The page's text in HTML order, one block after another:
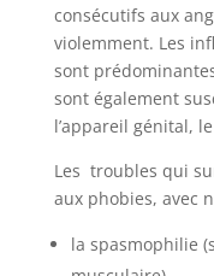
consécutifs aux
violemment. Les
sont
sont également
l’appareil génital,
Les troubles qui
aux phobies, avec
la spasmophilie